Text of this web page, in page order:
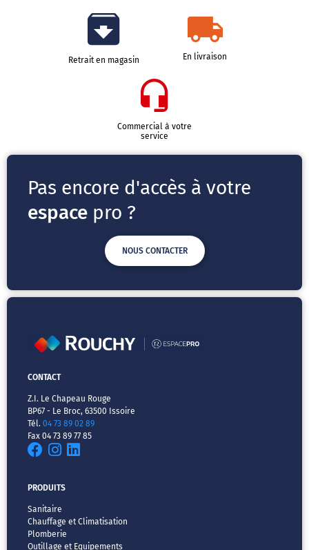
Retrait en magasin En livraison
Commercial à votre
service
Pas encore d'accès à votre
espace pro ?
NOUS CONTACTER
CONTACT
Z.I. Le Chapeau Rouge
BP67 - Le Broc, 63500 Issoire
Tél. 04 73 89 02 89
Fax 04 73 89 77 85
PRODUITS
Sanitaire
Chauffage et Climatisation
Plomberie
Outillage et Equipements